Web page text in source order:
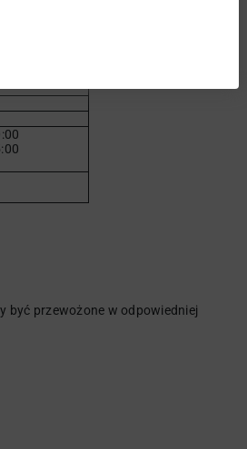
być przewożone w odpowiedniej